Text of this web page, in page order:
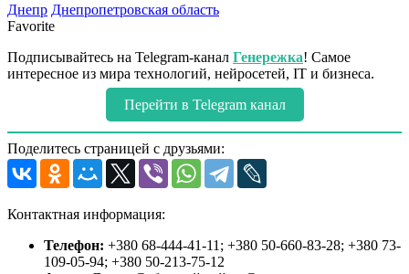
Днепр Днепропетровская область
Favorite
Подписывайтесь на Telegram-канал Генережка! Самое
интересное из мира технологий, нейросетей, IT и бизнеса.
Перейти в Telegram канал
Поделитесь страницей с друзьями:
Контактная информация:
Телефон: +380 68-444-41-11; +380 50-660-83-28; +380 73-
109-05-94; +380 50-213-75-12